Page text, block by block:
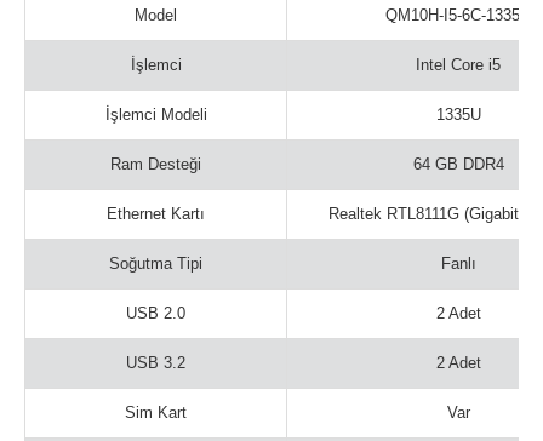
Model QM10H-I5-6C-1335U
İşlemci Intel Core i5
İşlemci Modeli 1335U
Ram Desteği 64 GB DDR4
Ethernet Kartı Realtek RTL8111G (Gigabit
Soğutma Tipi Fanlı
USB 2.0 2 Adet
USB 3.2 2 Adet
Sim Kart Var